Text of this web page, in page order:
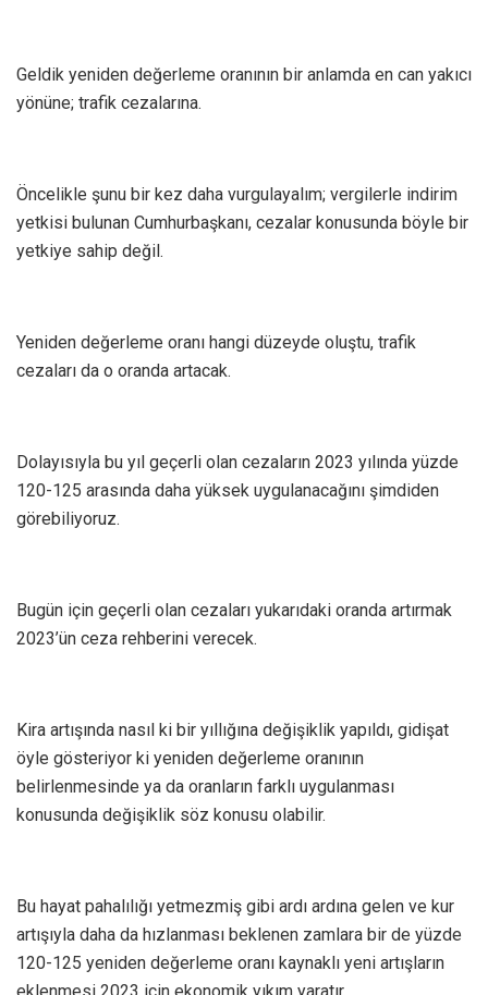
Geldik yeniden değerleme oranının bir anlamda en can yakıcı
yönüne; trafik cezalarına.
Öncelikle şunu bir kez daha vurgulayalım; vergilerle indirim
yetkisi bulunan Cumhurbaşkanı, cezalar konusunda böyle bir
yetkiye sahip değil.
Yeniden değerleme oranı hangi düzeyde oluştu, trafik
cezaları da o oranda artacak.
Dolayısıyla bu yıl geçerli olan cezaların 2023 yılında yüzde
120-125 arasında daha yüksek uygulanacağını şimdiden
görebiliyoruz.
Bugün için geçerli olan cezaları yukarıdaki oranda artırmak
2023’ün ceza rehberini verecek.
Kira artışında nasıl ki bir yıllığına değişiklik yapıldı, gidişat
öyle gösteriyor ki yeniden değerleme oranının
belirlenmesinde ya da oranların farklı uygulanması
konusunda değişiklik söz konusu olabilir.
Bu hayat pahalılığı yetmezmiş gibi ardı ardına gelen ve kur
artışıyla daha da hızlanması beklenen zamlara bir de yüzde
120-125 yeniden değerleme oranı kaynaklı yeni artışların
eklenmesi 2023 için ekonomik yıkım yaratır.